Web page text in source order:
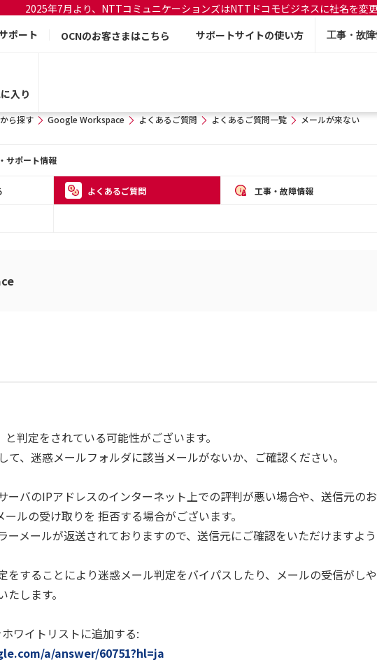
2025年7月より、NTTコミュニケーションズはNTTドコモビジネスに社名を変
ポート
OCNのお客さまはこちら サポートサイトの使い方 工事・故
入り
ら探す Google Workspace よくあるご質問 よくあるご質問一覧 メールが来ない
サポート情報
よくあるご質問 工事・故障情報
判定をされている可能性がございます。
て、迷惑メールフォルダに該当メールがないか、ご確認ください。
ーバのIPアドレスのインターネット上での評判が悪い場合や、送信元の
ルの受け取りを 拒否する場合がございます。
ーメールが返送されておりますので、送信元にご確認をいただけますよう
をすることにより迷惑メール判定をバイパスしたり、メールの受信がし
します。
ワイトリストに追加する:
a/answer/60751?hl=ja